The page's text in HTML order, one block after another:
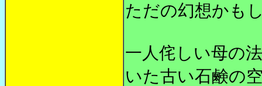
ただの幻想かも
一人侘しい母の
いた古い石鹸の